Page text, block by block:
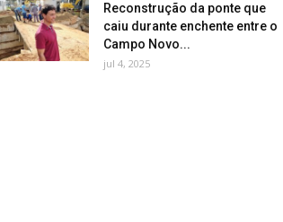
Reconstrução da ponte que
caiu durante enchente entre o
Campo Novo...
jul 4, 2025